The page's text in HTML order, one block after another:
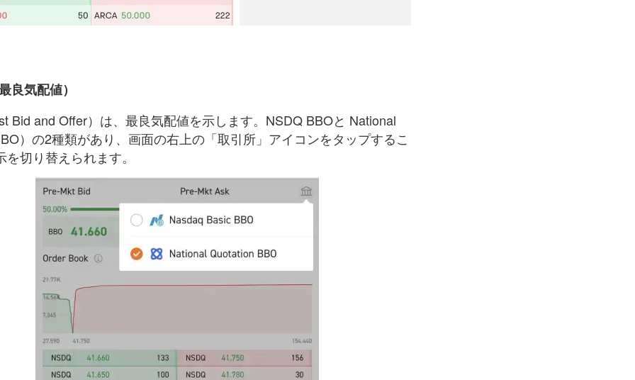
良気配値）
Bid and Offer）は、最良気配値を示します。NSDQ BBOと National
）の2種類があり、画面の右上の「取引所」アイコンをタップするこ
切り替えられます。